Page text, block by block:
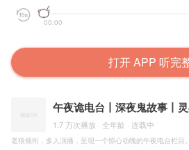
00:00
打开 APP 听完
1.7 万次播放 · 全年龄 · 连载中
老狼领衔，多人演播，呈现一个惊心动魄的午夜电台栏